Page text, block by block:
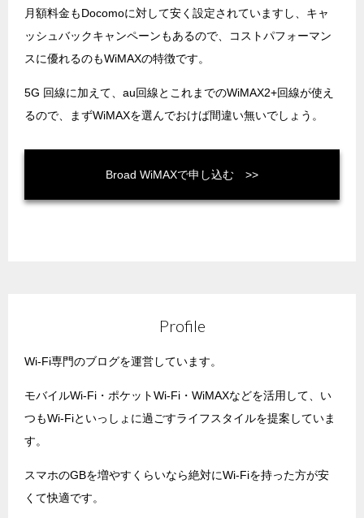
月額料金もDocomoに対して安く設定されていますし、キャ
ッシュバックキャンペーンもあるので、コストパフォーマン
スに優れるのもWiMAXの特徴です。
5G 回線に加えて、au回線とこれまでのWiMAX2+回線が使え
るので、まずWiMAXを選んでおけば間違い無いでしょう。
Broad WiMAXで申し込む
Profile
Wi-Fi専門のブログを運営しています。
モバイルWi-Fi・ポケットWi-Fi・WiMAXなどを活用して、い
つもWi-Fiといっしょに過ごすライフスタイルを提案していま
す。
スマホのGBを増やすくらいなら絶対にWi-Fiを持った方が安
くて快適です。